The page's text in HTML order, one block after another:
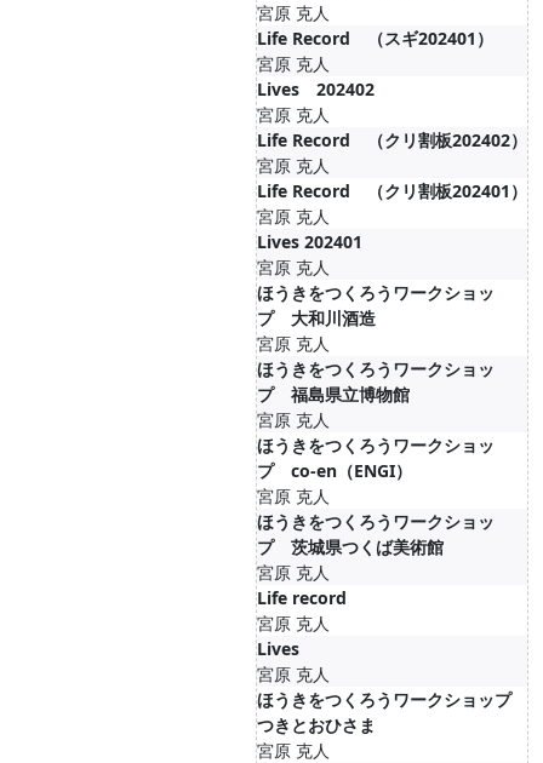
宮原 克人
Life Record （スギ202401）
宮原 克人
Lives 202402
宮原 克人
Life Record （クリ割板202402）
宮原 克人
Life Record （クリ割板202401）
宮原 克人
Lives 202401
宮原 克人
ほうきをつくろうワークショッ
プ 大和川酒造
宮原 克人
ほうきをつくろうワークショッ
プ 福島県立博物館
宮原 克人
ほうきをつくろうワークショッ
プ co-en（ENGI）
宮原 克人
ほうきをつくろうワークショッ
プ 茨城県つくば美術館
宮原 克人
Life record
宮原 克人
Lives
宮原 克人
ほうきをつくろうワークショップ
つきとおひさま
宮原 克人